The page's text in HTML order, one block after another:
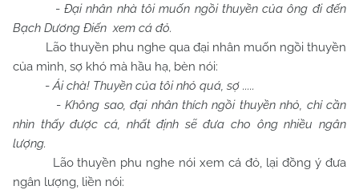
-Đại nhân nhà tôi muốn ngồi thuyền của ông đi đến
Bạch Dương Điến xem cá đỏ.
Lão thuyền phu nghe qua đại nhân muốn ngồi thuyền
của mình, sợ khó mà hầu hạ, bèn nói:
-Ái chà! Thuyền của tôi nhỏ quá, sợ .....
-Không sao, đại nhân thích ngồi thuyền nhỏ, chỉ cần
nhìn thấy được cá, nhất định sẽ đưa cho ông nhiều ngân
lượng.
Lão thuyền phu nghe nói xem cá đỏ, lại đồng ý đưa
ngân lượng, liền nói: